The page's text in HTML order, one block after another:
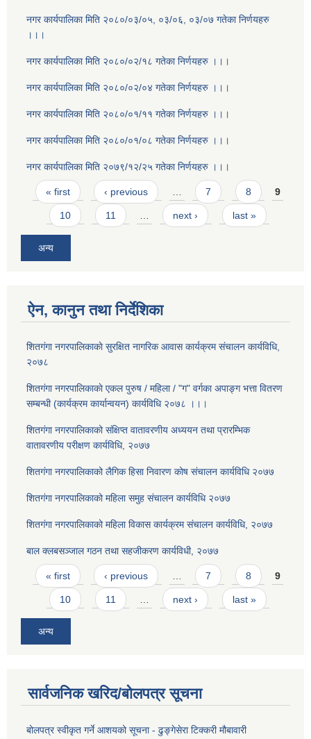
नगर कार्यपालिका मिति २०८०/०३/०५, ०३/०६, ०३/०७ गतेका निर्णयहरु
।।।
नगर कार्यपालिका मिति २०८०/०२/१८ गतेका निर्णयहरु ।।।
नगर कार्यपालिका मिति २०८०/०२/०४ गतेका निर्णयहरु ।।।
नगर कार्यपालिका मिति २०८०/०१/११ गतेका निर्णयहरु ।।।
नगर कार्यपालिका मिति २०८०/०१/०८ गतेका निर्णयहरु ।।।
नगर कार्यपालिका मिति २०७९/१२/२५ गतेका निर्णयहरु ।।।
Pages
« first ‹ previous … 7 8 9
10 11 … next › last »
अन्य
ऐन, कानुन तथा निर्देशिका
शितगंगा नगरपालिकाकाे सुरक्षित नागरिक आवास कार्यक्रम संचालन कार्यविधि,
२०७८
शितगंगा नगरपालिकाकाे एकल पुरुष / महिला / "ग" वर्गका अपाङ्ग भत्ता वितरण
सम्बन्धी (कार्यक्रम कार्यान्वयन) कार्यविधि २०७८ ।।।
शितगंगा नगरपालिकाको संक्षिप्त वातावरणीय अध्ययन तथा प्रारम्भिक
वातावरणीय परीक्षण कार्यविधि, २०७७
शितगंगा नगरपालिकाको लैगिक हि‌सा निवारण कोष संचालन कार्यविधि २०७७
शितगंगा नगरपालिकाको महिला समुह संचालन कार्यविधि २०७७
शितगंगा नगरपालिकाको महिला विकास कार्यक्रम संचालन कार्यविधि, २०७७
बाल क्लबसञ्जाल गठन तथा सहजीकरण कार्यविधी, २०७७
Pages
« first ‹ previous 7 8 9
10 11 next › last »
अन्य
सार्वजनिक खरिद/बोलपत्र सूचना
बोलपत्र स्वीकृत गर्ने आशयको सूचना - ढुङ्गेसेरा टिक्करी मौबावारी